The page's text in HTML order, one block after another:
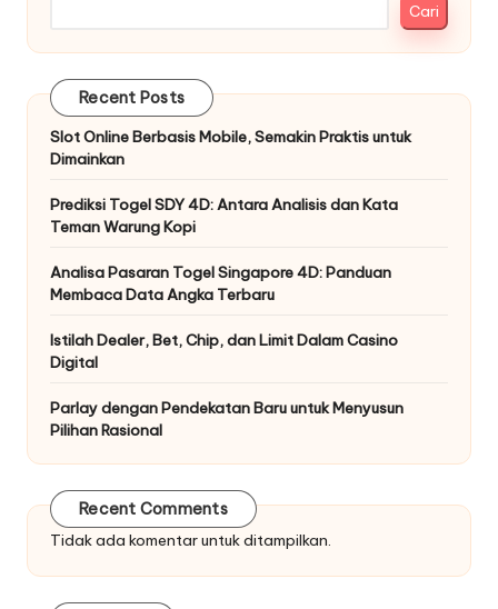
Cari
Recent Posts
Slot Online Berbasis Mobile, Semakin Praktis untuk
Dimainkan
Prediksi Togel SDY 4D: Antara Analisis dan Kata
Teman Warung Kopi
Analisa Pasaran Togel Singapore 4D: Panduan
Membaca Data Angka Terbaru
Istilah Dealer, Bet, Chip, dan Limit Dalam Casino
Digital
Parlay dengan Pendekatan Baru untuk Menyusun
Pilihan Rasional
Recent Comments
Tidak ada komentar untuk ditampilkan.